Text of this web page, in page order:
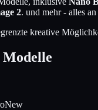
2. und mehr - alles
kreative
New